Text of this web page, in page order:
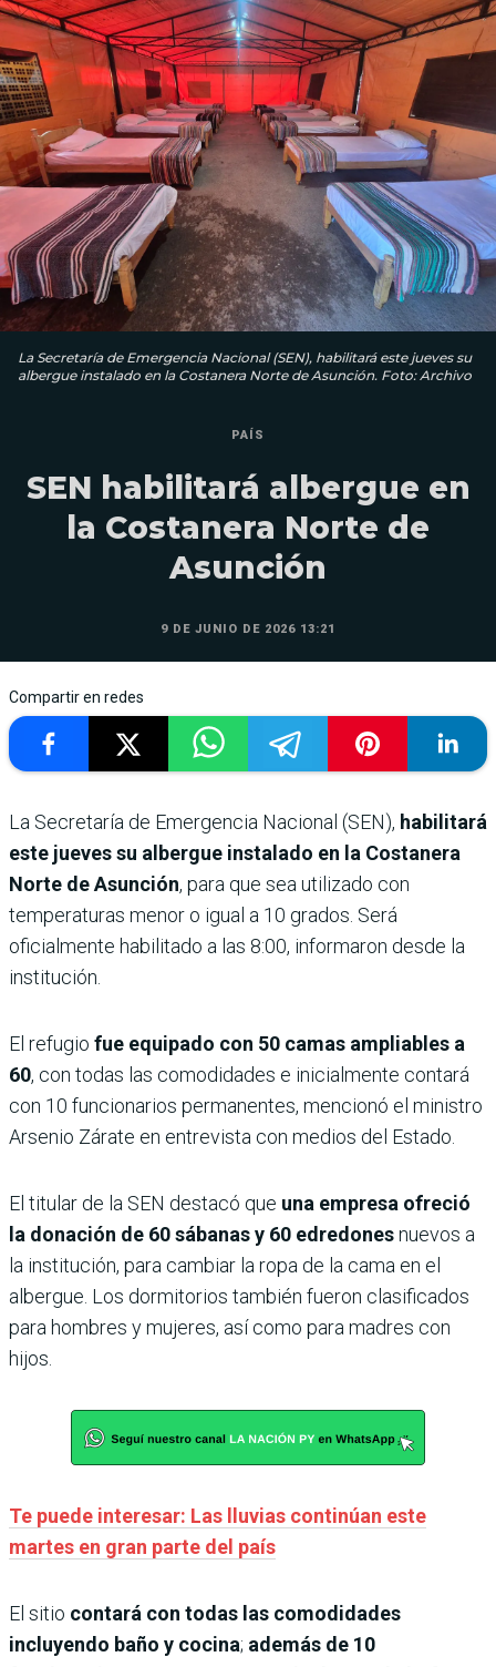
La Secretaría de Emergencia Nacional (SEN), habilitará este jueves su
albergue instalado en la Costanera Norte de Asunción. Foto: Archivo
PAÍS
SEN habilitará albergue en
la Costanera Norte de
Asunción
9 DE JUNIO DE 2026 13:21
Compartir en redes
La Secretaría de Emergencia Nacional (SEN), habilitará
este jueves su albergue instalado en la Costanera
Norte de Asunción, para que sea utilizado con
temperaturas menor o igual a 10 grados. Será
oficialmente habilitado a las 8:00, informaron desde la
institución.
El refugio fue equipado con 50 camas ampliables a
60, con todas las comodidades e inicialmente contará
con 10 funcionarios permanentes, mencionó el ministro
Arsenio Zárate en entrevista con medios del Estado.
El titular de la SEN destacó que una empresa ofreció
la donación de 60 sábanas y 60 edredonesnuevos a
la institución, para cambiar la ropa de la cama en el
albergue. Los dormitorios también fueron clasificados
para hombres y mujeres, así como para madres con
hijos.
Te puede interesar: Las lluvias continúan este
martes en gran parte del país
El sitio contará con todas las comodidades
incluyendo baño y cocina; además de 10